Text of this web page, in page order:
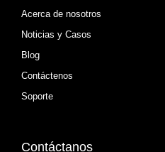
Acerca de nosotros
Noticias y Casos
Blog
Contáctenos
Soporte
Contáctanos